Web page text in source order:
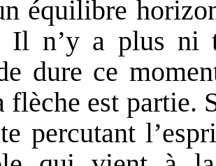
équilibre
Il n’y a plus ni
dure ce
flèche est partie.
percutant